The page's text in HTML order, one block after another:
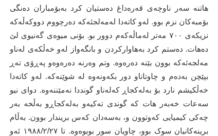
ھاتنە سەر ناوچەی قەرەداغ دەستیان کرد بەبۆمباران دەنگی
بۆمبەکان نزم بوو. لەو کاتەدا لەمەلجئەکە دەرچووم دووکەڵەکە
نزیکەی ٧٠٠ مەتر لەماڵەکەم دوور بو. بۆنی میوەی گەنیوی لێ
دەھات. دەستم کرد بەھاوارکردن و بانگەواز لەو خەڵکەی لەناو
مەلجەئەکە بوون بێنە دەرەوە. وتم وەرنە دەرەوەو پەڕۆی تەڕ
بپێچن بەدەم و چاوتاناو دور بکەونەوە لە شوێنەکە. لەو کاتەدا
خەڵکیشم نارد بۆ بەلەکجاڕ کەلەناو گونددا نەمێننەوە. دوای نیو
سەعات خەبەر ھات کە گوندی تەکیەو بەلەکجاڕو بەڵخە بەر
چەکی کیمیایی کەوتوون و، بەسەدان کەس بریندار بوون. بەڵام
برینەکانیان سوک بوو، چاویان سور بوبوەوە. تا ١٩٨٨/٢/٢٧ ئەو